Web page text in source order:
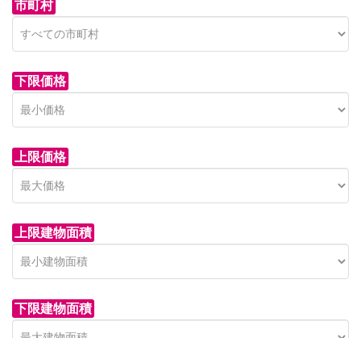
市町村
下限価格
上限価格
上限建物面積
下限建物面積
青木新築分譲住宅 セン